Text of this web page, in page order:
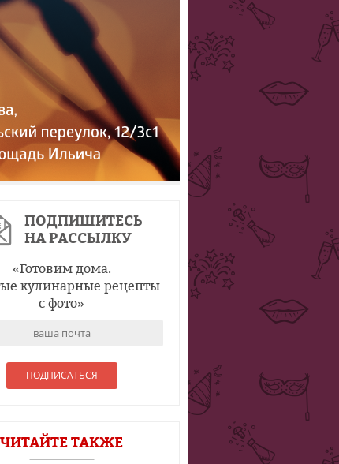
ПОДПИШИТЕСЬ
НА РАССЫЛКУ
«Готовим дома.
кулинарные рецепты
с фото»
ЧИТАЙТЕ ТАКЖЕ